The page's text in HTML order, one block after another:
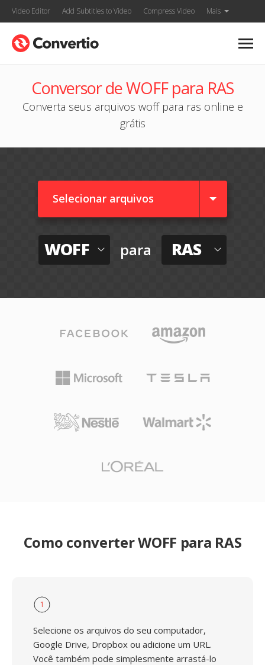
Video Editor Add Subtitles to Video Compress Video Mais
Conversor de WOFF para RAS
Converta seus arquivos woff para ras online e
grátis
Selecionar arquivos
WOFF para RAS
Como converter WOFF para RAS
1
Selecione os arquivos do seu computador,
Google Drive, Dropbox ou adicione um URL.
Você também pode simplesmente arrastá-lo